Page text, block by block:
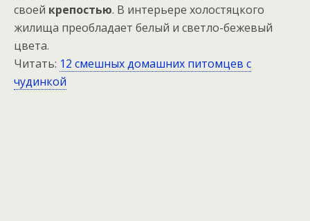
своей крепостью. В интерьере холостяцкого
жилища преобладает белый и светло-бежевый
цвета.
Читать: 12 смешных домашних питомцев с
чудинкой